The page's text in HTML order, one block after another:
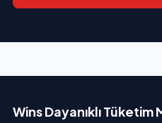
Wins Dayanıklı Tüketim